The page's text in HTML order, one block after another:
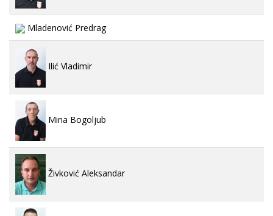
Mladenović Predrag
Ilić Vladimir
Mina Bogoljub
Živković Aleksandar